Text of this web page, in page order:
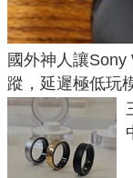
國外神人讓
蹤，延遲極低玩